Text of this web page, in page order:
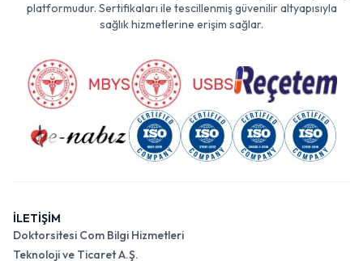
platformudur. Sertifikaları ile tescillenmiş güvenilir altyapısıyla
sağlık hizmetlerine erişim sağlar.
İLETİŞİM
Doktorsitesi Com Bilgi Hizmetleri
Teknoloji ve Ticaret A.Ş.